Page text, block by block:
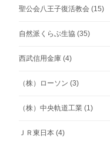
聖公会八王子復活教会 (15)
自然派くらぶ生協 (35)
西武信用金庫 (4)
（株）ローソン (3)
（株）中央軌道工業 (1)
ＪＲ東日本 (4)